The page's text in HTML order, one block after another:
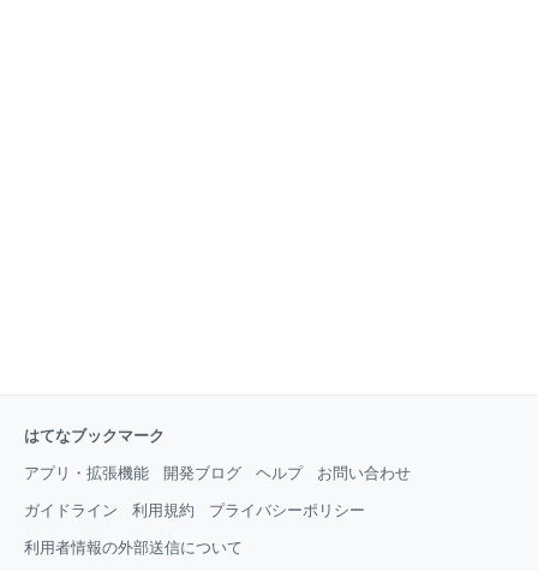
はてなブックマーク
アプリ・拡張機能 開発ブログ ヘルプ お問い合わせ
ガイドライン 利用規約 プライバシーポリシー
利用者情報の外部送信について